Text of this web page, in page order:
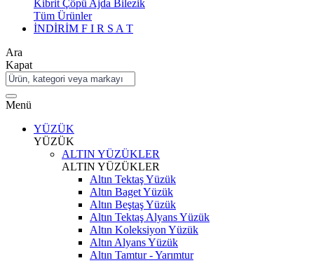
Kibrit Çöpü Ajda Bilezik
Tüm Ürünler
İNDİRİM F I R S A T
Ara
Kapat
Menü
YÜZÜK
YÜZÜK
ALTIN YÜZÜKLER
ALTIN YÜZÜKLER
Altın Tektaş Yüzük
Altın Baget Yüzük
Altın Beştaş Yüzük
Altın Tektaş Alyans Yüzük
Altın Koleksiyon Yüzük
Altın Alyans Yüzük
Altın Tamtur - Yarımtur